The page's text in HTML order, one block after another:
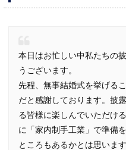
本日はお忙しい中私たちの
うございます。
先程、無事結婚式を挙げる
だと感謝しております。披
る皆様に楽しんでいただけ
に「家内制手工業」で準備
ところもあるかとは思いま